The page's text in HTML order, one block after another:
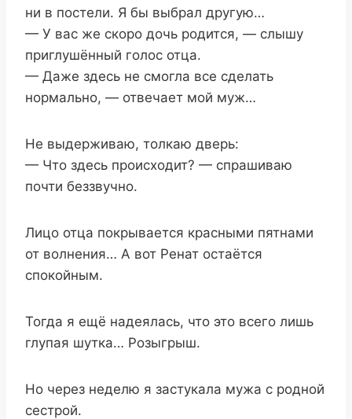
ни в постели. Я бы выбрал другую…
— У вас же скоро дочь родится, — слышу
приглушённый голос отца.
— Даже здесь не смогла все сделать
нормально, — отвечает мой муж…
Не выдерживаю, толкаю дверь:
— Что здесь происходит? — спрашиваю
почти беззвучно.
Лицо отца покрывается красными пятнами
от волнения… А вот Ренат остаётся
спокойным.
Тогда я ещё надеялась, что это всего лишь
глупая шутка… Розыгрыш.
Но через неделю я застукала мужа с родной
сестрой.